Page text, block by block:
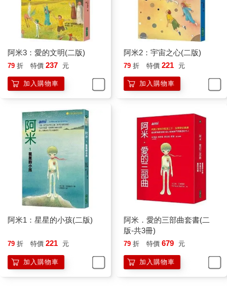
「這種溫度很舒服，」他笑著說：「我不覺得冷。」
聽他這麼一說，我突然覺得晚間的氣溫其實很舒服。
我問他來這裡做什麼。他望著星空回答說：「完成任務。」
我心想這小孩應該是個重要人物，不像我只是個來過暑假的小學
生。他身負重任，搞不好還是情報工作。我不敢多問是什麼樣的
「如果你爸媽知道他們買給你的飛機摔壞了，會不會生氣呀？」
「飛機沒有摔壞啊！」他笑著回答。
「飛機沒有失蹤嗎？沒有摔壞嗎？」我不敢相信。
「沒有啊。」
「飛機掉到海裡還撈得出來嗎？」
「撈得出來的。」他友善地看著我，又繼續說：「你叫什麼名
阿米3：愛的文明(二版)
79 折 特價 237 元
加入購物車
阿米2：宇宙之心(二版)
79 折 特價 221 元
加入購物車
阿米1：星星的小孩(二版)
79 折 特價 221 元
加入購物車
阿米．愛的三部曲套書(二
版-共3冊)
79 折 特價 679 元
加入購物車